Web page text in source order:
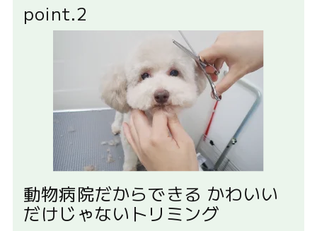
point.2
動物病院だからできる かわいい
だけじゃないトリミング